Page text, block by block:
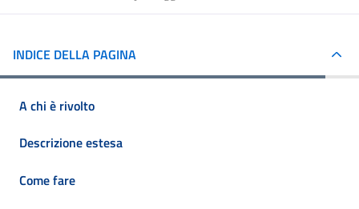
INDICE DELLA PAGINA
A chi è rivolto
Descrizione estesa
Come fare